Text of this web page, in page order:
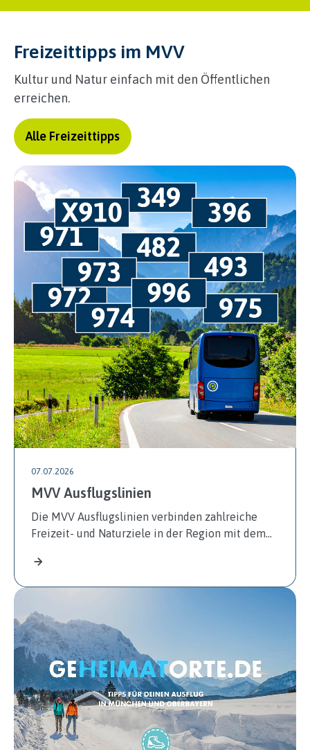
Freizeittipps im MVV
Kultur und Natur einfach mit den Öffentlichen
erreichen.
Alle Freizeittipps
07.07.2026
MVV Ausflugslinien
Die MVV Ausflugslinien verbinden zahlreiche
Freizeit- und Naturziele in der Region mit dem…